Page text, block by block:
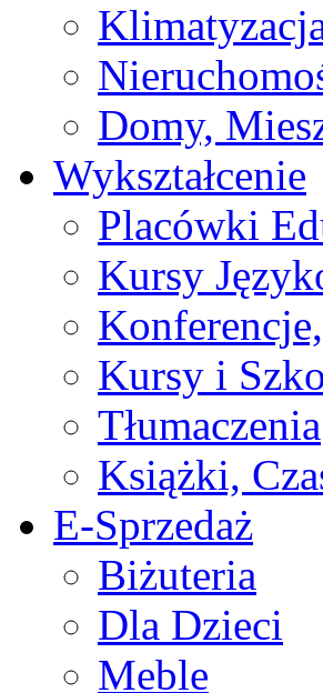
Domy,
Wykształcenie
Placówki
Kursy
Kursy i
Tłumaczenia
Książki,
E-Sprzedaż
Biżuteria
Dla Dzieci
Meble